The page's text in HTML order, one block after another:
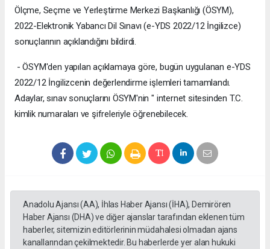
Ölçme, Seçme ve Yerleştirme Merkezi Başkanlığı (ÖSYM),
2022-Elektronik Yabancı Dil Sınavı (e-YDS 2022/12 İngilizce)
sonuçlarının açıklandığını bildirdi.
- ÖSYM'den yapılan açıklamaya göre, bugün uygulanan e-YDS
2022/12 İngilizcenin değerlendirme işlemleri tamamlandı.
Adaylar, sınav sonuçlarını ÖSYM'nin " internet sitesinden T.C.
kimlik numaraları ve şifreleriyle öğrenebilecek.
Anadolu Ajansı (AA), İhlas Haber Ajansı (İHA), Demirören
Haber Ajansı (DHA) ve diğer ajanslar tarafından eklenen tüm
haberler, sitemizin editörlerinin müdahalesi olmadan ajans
kanallarından çekilmektedir. Bu haberlerde yer alan hukuki